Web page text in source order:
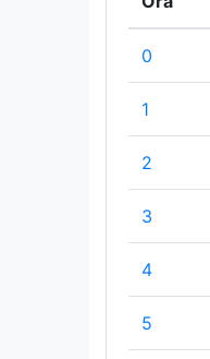
0
1
2
3
4
5